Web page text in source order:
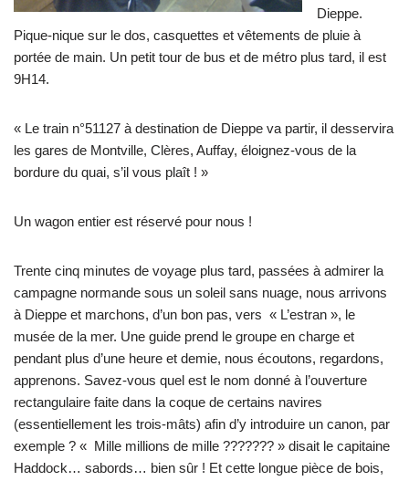
Dieppe.
Pique-nique sur le dos, casquettes et vêtements de pluie à
portée de main. Un petit tour de bus et de métro plus tard, il est
9H14.
« Le train n°51127 à destination de Dieppe va partir, il desservira
les gares de Montville, Clères, Auffay, éloignez-vous de la
bordure du quai, s’il vous plaît ! »
Un wagon entier est réservé pour nous !
Trente cinq minutes de voyage plus tard, passées à admirer la
campagne normande sous un soleil sans nuage, nous arrivons
à Dieppe et marchons, d’un bon pas, vers « L’estran », le
musée de la mer. Une guide prend le groupe en charge et
pendant plus d’une heure et demie, nous écoutons, regardons,
apprenons. Savez-vous quel est le nom donné à l’ouverture
rectangulaire faite dans la coque de certains navires
(essentiellement les trois-mâts) afin d’y introduire un canon, par
exemple ? « Mille millions de mille ??????? » disait le capitaine
Haddock… sabords… bien sûr ! Et cette longue pièce de bois,